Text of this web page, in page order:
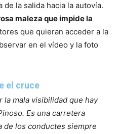
la salida hacia la autovía.
maleza que impide la
que quieran acceder a la
en el vídeo y la foto
el cruce
la mala visibilidad que hay
Es una carretera
de los conductes siempre